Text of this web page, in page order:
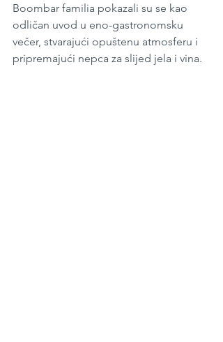
Boombar familia pokazali su se kao
odličan uvod u eno-gastronomsku
večer, stvarajući opuštenu atmosferu i
pripremajući nepca za slijed jela i vina.